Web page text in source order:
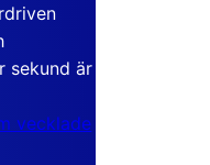
sekund är
vecklade